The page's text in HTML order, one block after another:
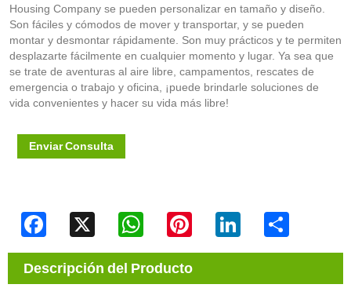
Housing Company se pueden personalizar en tamaño y diseño.
Son fáciles y cómodos de mover y transportar, y se pueden
montar y desmontar rápidamente. Son muy prácticos y te permiten
desplazarte fácilmente en cualquier momento y lugar. Ya sea que
se trate de aventuras al aire libre, campamentos, rescates de
emergencia o trabajo y oficina, ¡puede brindarle soluciones de
vida convenientes y hacer su vida más libre!
Enviar Consulta
Facebook WhatsApp Pinterest LinkedIn
Descripción del Producto